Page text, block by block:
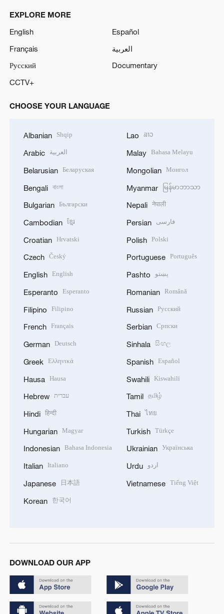
EXPLORE MORE
English
Español
Français
العربية
Русский
Documentary
CCTV+
CHOOSE YOUR LANGUAGE
Albanian Shqip
Arabic العربية
Belarusian Беларуская
Bengali বাংলা
Bulgarian Български
Cambodian ខ្មែរ
Croatian Hrvatski
Czech Český
English English
Esperanto Esperanto
Filipino Filipino
French Français
German Deutsch
Greek Ελληνικά
Hausa Hausa
Hebrew עברית
Hindi हिन्दी
Hungarian Magyar
Indonesian Bahasa Indonesia
Italian Italiano
Japanese 日本語
Korean 한국어
Lao ລາວ
Malay Bahasa Melayu
Mongolian Монгол
Myanmar မြန်မာဘာသာ
Nepali नेपाली
Persian فارسی
Polish Polski
Portuguese Português
Pashto پښتو
Romanian Română
Russian Русский
Serbian Српски
Sinhala සිංහල
Spanish Español
Swahili Kiswahili
Tamil தமிழ்
Thai ไทย
Turkish Türkçe
Ukrainian Українська
Urdu اردو
Vietnamese Tiếng Việt
DOWNLOAD OUR APP